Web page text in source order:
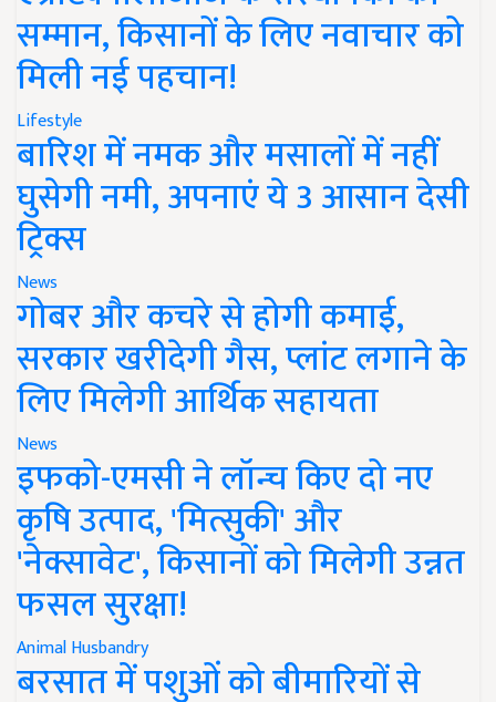
सम्मान, किसानों के लिए नवाचार को
मिली नई पहचान!
Lifestyle
बारिश में नमक और मसालों में नहीं
घुसेगी नमी, अपनाएं ये 3 आसान देसी
ट्रिक्स
News
गोबर और कचरे से होगी कमाई,
सरकार खरीदेगी गैस, प्लांट लगाने के
लिए मिलेगी आर्थिक सहायता
News
इफको-एमसी ने लॉन्च किए दो नए
कृषि उत्पाद, 'मित्सुकी' और
'नेक्सावेट', किसानों को मिलेगी उन्नत
फसल सुरक्षा!
Animal Husbandry
बरसात में पशुओं को बीमारियों से